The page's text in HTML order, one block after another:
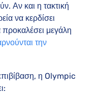
Αν και η τακτική
να κερδίσει
μεγάλη
την
η Olympic